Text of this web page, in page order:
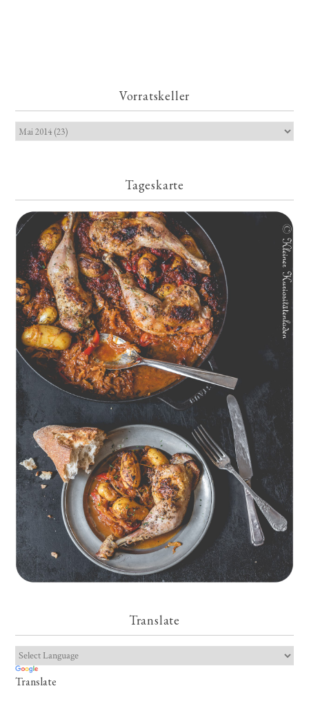
Vorratskeller
Tageskarte
Geschmorte Hähnchenschenkel auf Paprikakraut und kleinen
Kartoffeln
Translate
Translate